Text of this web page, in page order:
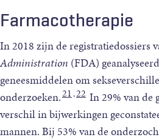
Farmacotherapie
In 2018 zijn de registratiedossiers
Administration (FDA)
geneesmiddelen om
onderzoeken.21,22 In 29% van de
verschil in bijwerkingen
mannen. Bij 53% van de